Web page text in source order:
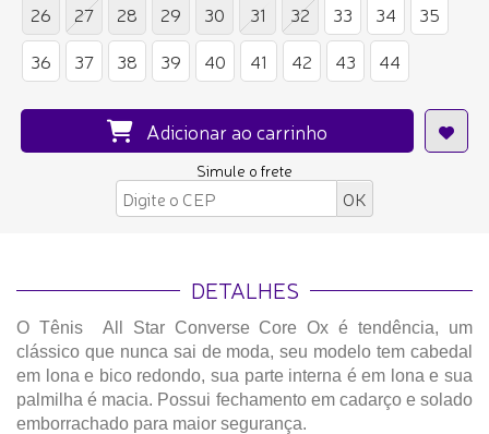
26
27 28 29 30 31 32 33 34
35
36
37 38 39 40 41 42 43 44
Adicionar ao carrinho
Simule o frete
DETALHES
O Tênis All Star Converse Core Ox é tendência, um
clássico que nunca sai de moda, seu modelo tem cabedal
em lona e bico redondo, sua parte interna é em lona e sua
palmilha é macia. Possui fechamento em cadarço e solado
emborrachado para maior segurança.